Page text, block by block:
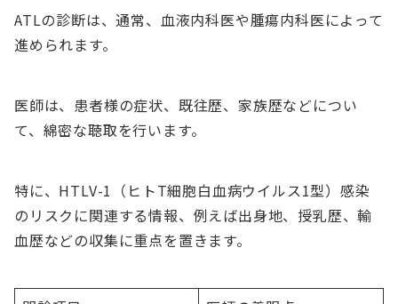
ATLの診断は、通常、血液内科医や腫瘍内科医によって
進められます。
医師は、患者様の症状、既往歴、家族歴などについ
て、綿密な聴取を行います。
特に、HTLV-1（ヒトT細胞白血病ウイルス1型）感染
のリスクに関連する情報、例えば出身地、授乳歴、輸
血歴などの収集に重点を置きます。